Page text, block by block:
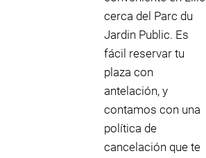
cerca del Parc du
Jardin Public. Es
fácil reservar tu
plaza con
antelación, y
contamos con una
política de
cancelación que te